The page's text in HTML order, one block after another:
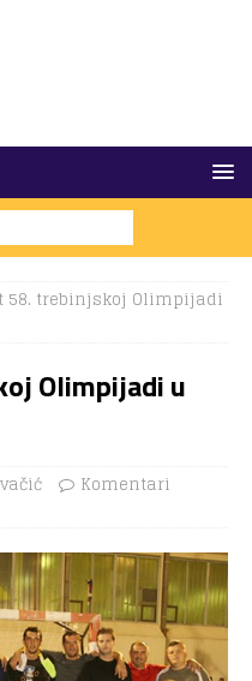
58. trebinjskoj Olimpijadi
Olimpijadi u
Komentari